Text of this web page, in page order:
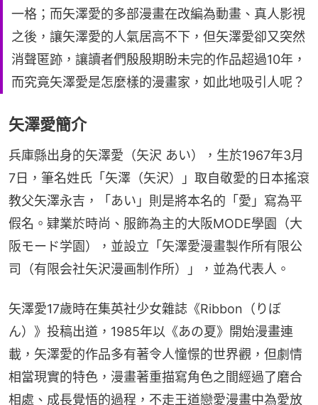
一格；而矢澤愛的多部漫畫在改編為動畫、真人影視
之後，讓矢澤愛的人氣居高不下，但矢澤愛卻又突然
消聲匿跡，讓讀者們殷殷期盼未完的作品超過10年，
而究竟矢澤愛是怎麼樣的漫畫家，如此地吸引人呢？
矢澤愛簡介
兵庫縣出身的矢澤愛（矢沢 あい），生於1967年3月
7日，筆名姓氏「矢澤（矢沢）」取自敬愛的日本搖滾
教父矢澤永吉，「あい」則是將本名的「愛」寫為平
假名。肄業於時尚、服飾為主的大阪MODE學園（大
阪モード学園），並設立「矢澤愛漫畫製作所有限公
司（有限会社矢沢漫画制作所）」，並為代表人。
矢澤愛17歲時在集英社少女雜誌《Ribbon（りぼ
ん）》投稿出道，1985年以《あの夏》開始漫畫連
載，矢澤愛的作品多有著令人憧憬的世界觀，但劇情
相當現實的特色，漫畫著重描寫角色之間經過了磨合
相處、成長覺悟的過程，不走王道戀愛漫畫中為愛放